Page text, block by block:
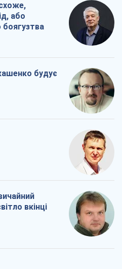
або
боягузтва
будує
вкінці